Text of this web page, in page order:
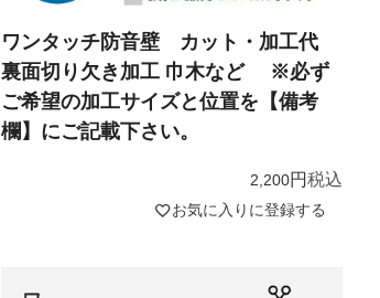
ワンタッチ防音壁 カット・加工代
裏面切り欠き加工 巾木など ※必ず
ご希望の加工サイズと位置を【備考
欄】にご記載下さい。
2,200 税込
お気に入りに登録する